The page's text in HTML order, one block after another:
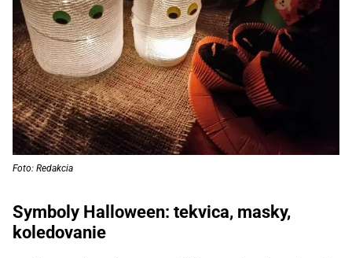
Foto: Redakcia
Symboly Halloween: tekvica, masky,
koledovanie